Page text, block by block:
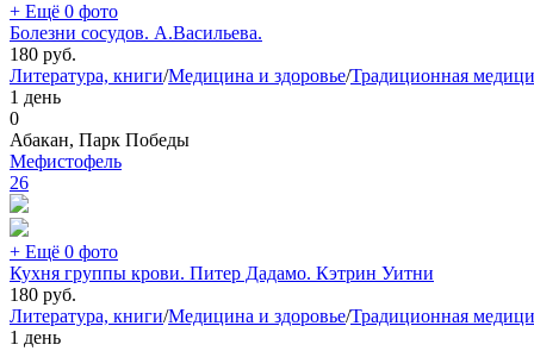
+ Ещё 0 фото
Болезни сосудов. А.Васильева.
180 руб.
Литература, книги/Медицина и здоровье/Традиционная
1 день
0
Абакан, Парк Победы
Мефистофель
26
+ Ещё 0 фото
Кухня группы крови. Питер Дадамо. Кэтрин Уитни
180 руб.
Литература, книги/Медицина и здоровье/Традиционная
1 день